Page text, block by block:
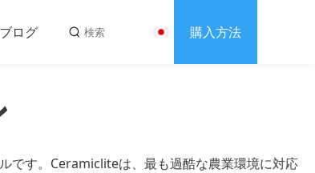
ブログ 購入方法
です。Ceramicliteは、最も過酷な農業環境に対応